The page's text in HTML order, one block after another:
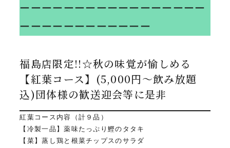
ーーーーーーーーーーーーーーーーー
ーーーーーーーーーーーー
福島店限定!!☆秋の味覚が愉しめる
【紅葉コース】(5,000円～飲み放題
込)団体様の歓送迎会等に是非
紅葉コース内容（計９品）
【冷製一品】薬味たっぷり鰹のタタキ
【菜】蒸し鶏と根菜チップスのサラダ